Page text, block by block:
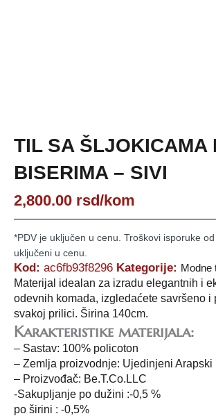
TIL SA ŠLJOKICAMA I
BISERIMA – SIVI
2,800.00 rsd/kom
*PDV je uključen u cenu. Troškovi isporuke
uključeni u cenu.
Kod: ac6fb93f8296 Kategorije: Modne
Materijal idealan za izradu elegantnih i
odevnih komada, izgledaćete savršeno i
svakoj prilici. Širina 140cm.
Karakteristike materijala:
– Sastav: 100% policoton
– Zemlja proizvodnje: Ujedinjeni Arapski
– Proizvođač: Be.T.Co.LLC
-Sakupljanje po dužini :-0,5 %
po širini : -0,5%